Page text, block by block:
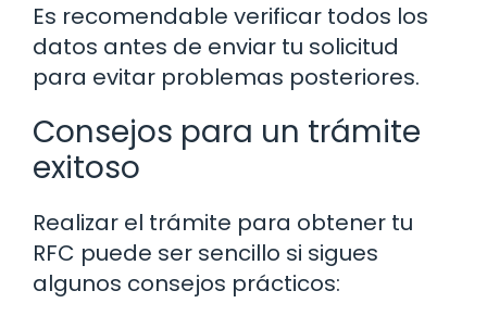
Es recomendable verificar todos los
datos antes de enviar tu solicitud
para evitar problemas posteriores.
Consejos para un trámite
exitoso
Realizar el trámite para obtener tu
RFC puede ser sencillo si sigues
algunos consejos prácticos: